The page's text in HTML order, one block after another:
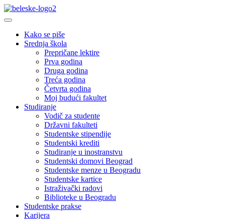
Kako se piše
Srednja škola
Prepričane lektire
Prva godina
Druga godina
Treća godina
Četvrta godina
Moj budući fakultet
Studiranje
Vodič za studente
Državni fakulteti
Studentske stipendije
Studentski krediti
Studiranje u inostranstvu
Studentski domovi Beograd
Studentske menze u Beogradu
Studentske kartice
Istraživački radovi
Biblioteke u Beogradu
Studentske prakse
Karijera